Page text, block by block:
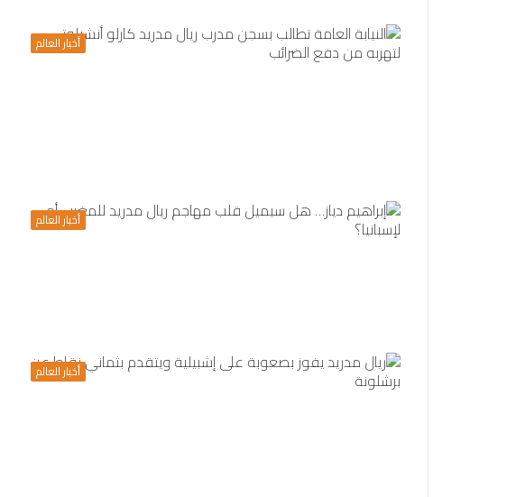
أخبار العالم
أخبار العالم
أخبار العالم